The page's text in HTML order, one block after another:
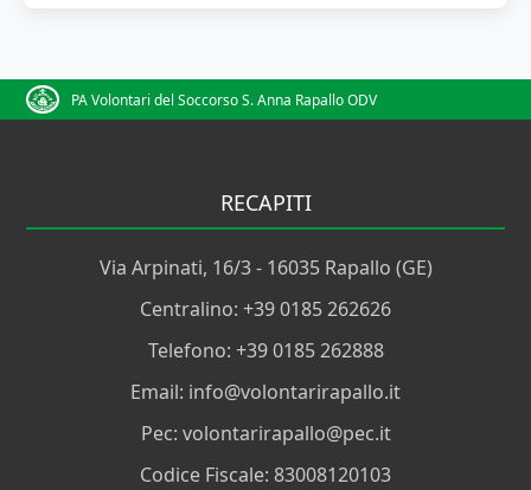
PA Volontari del Soccorso S. Anna Rapallo ODV
RECAPITI
Via Arpinati, 16/3 - 16035 Rapallo (GE)
Centralino: +39 0185 262626
Telefono: +39 0185 262888
Email: info@volontarirapallo.it
Pec: volontarirapallo@pec.it
Codice Fiscale: 83008120103